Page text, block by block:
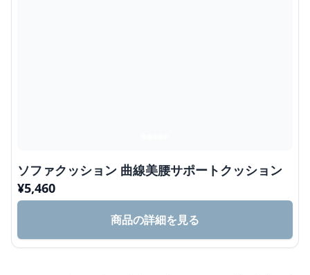
ソファクッション 曲線美腰サポートクッション
¥5,460
商品の詳細を見る